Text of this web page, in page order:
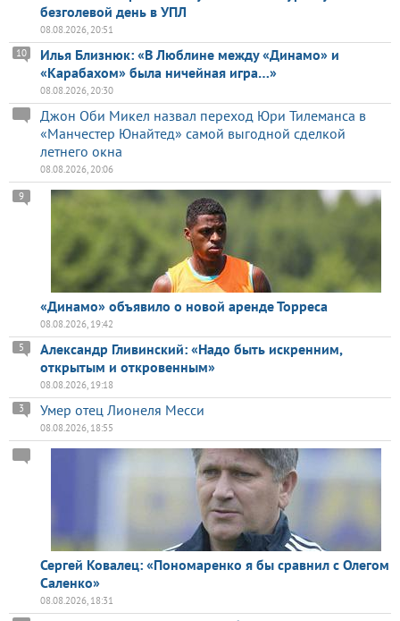
безголевой день в УПЛ
08.08.2026, 20:51
Илья Близнюк: «В Люблине между «Динамо» и
«Карабахом» была ничейная игра…»
10
08.08.2026, 20:30
Джон Оби Микел назвал переход Юри Тилеманса в
«Манчестер Юнайтед» самой выгодной сделкой
летнего окна
08.08.2026, 20:06
«Динамо» объявило о новой аренде Торреса
9
08.08.2026, 19:42
Александр Гливинский: «Надо быть искренним,
открытым и откровенным»
5
08.08.2026, 19:18
Умер отец Лионеля Месси
3
08.08.2026, 18:55
Сергей Ковалец: «Пономаренко я бы сравнил с Олегом
Саленко»
08.08.2026, 18:31